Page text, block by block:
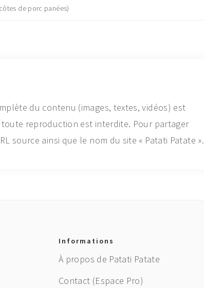
de porc panées)
du contenu (images, textes, vidéos) est
reproduction est interdite. Pour partager
source ainsi que le nom du site « Patati Patate ».
Informations
À propos de Patati Patate
Contact (Espace Pro)